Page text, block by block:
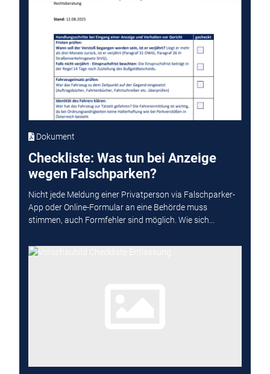
Dokument
Checkliste: Was tun bei Anzeige
wegen Falschparken?
Nicht jede Meldung einer Privatperson via Falschparker-
App oder Online-Formular an eine Behörde muss
stimmen, auch Formfehler sind möglich. Wie sich...